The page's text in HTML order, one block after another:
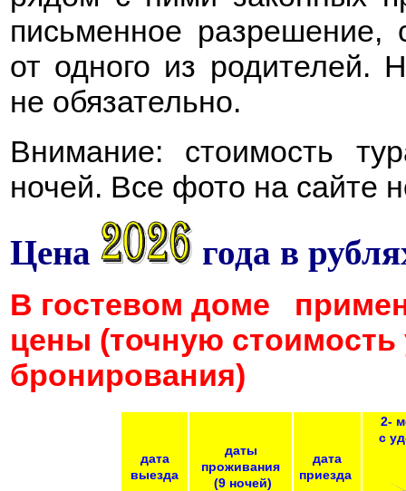
письменное разрешение,
от одного из родителей.
не обязательно.
Внимание: стоимость
ночей. Все фото на сайте
Цена года в
В гостевом доме
цены (точную стоимость
бронирования)
дата
выезда
даты
проживания
(9 ночей)
дата
приезда
2-
с